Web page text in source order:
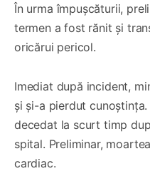
În urma împușcăturii,
termen a fost rănit și
oricărui pericol.
Imediat după incident,
și și-a pierdut
decedat la scurt timp
spital. Preliminar,
cardiac.